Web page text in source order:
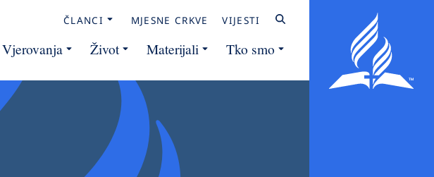
ČLANCI MJESNE CRKVE VIJESTI
Vjerovanja Život Materijali Tko smo